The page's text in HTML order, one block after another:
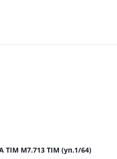
M7.713 TIM (уп.1/64)